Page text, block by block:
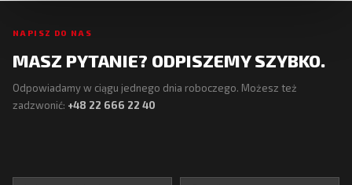
NAPISZ DO NAS
MASZ PYTANIE? ODPISZEMY SZYBKO.
Odpowiadamy w ciągu jednego dnia roboczego. Możesz też
zadzwonić: +48 22 666 22 40